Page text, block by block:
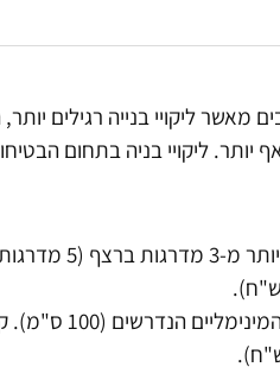
מאשר ליקויי בנייה רגילים
יותר. ליקויי בניה בתחום
לא הותקן כלל מאחז יד
גובה מעקה אופקי